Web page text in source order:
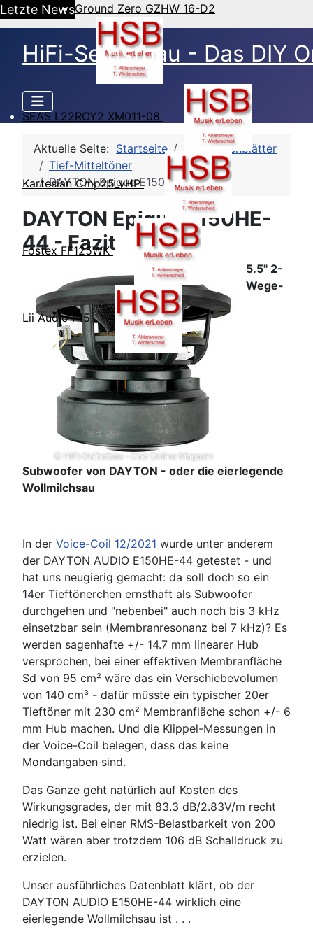
Letzte NewsGround Zero GZHW 16-D2
SEAS L22ROY2 XM011-08
Kartesian Cmp25_vHP
Fostex FF125WK
Lii Audio F15
HiFi-Selbstbau - Das DIY
Aktuelle Seite: Startseite
HSB-Datenblätter
Tief-Mitteltöner
DAYTON Epique E150HE-44
DAYTON Epique E150HE-
44 - Fazit
5.5" 2-
Wege-
Subwoofer von DAYTON - oder die eierlegende
Wollmilchsau
In der Voice-Coil 12/2021 wurde unter anderem
der DAYTON AUDIO E150HE-44 getestet - und
hat uns neugierig gemacht: da soll doch so ein
14er Tieftönerchen ernsthaft als Subwoofer
durchgehen und "nebenbei" auch noch bis 3 kHz
einsetzbar sein (Membranresonanz bei 7 kHz)? Es
werden sagenhafte +/- 14.7 mm linearer Hub
versprochen, bei einer effektiven Membranfläche
Sd von 95 cm² wäre das ein Verschiebevolumen
von 140 cm³ - dafür müsste ein typischer 20er
Tieftöner mit 230 cm² Membranfläche schon +/- 6
mm Hub machen. Und die Klippel-Messungen in
der Voice-Coil belegen, dass das keine
Mondangaben sind.
Das Ganze geht natürlich auf Kosten des
Wirkungsgrades, der mit 83.3 dB/2.83V/m recht
niedrig ist. Bei einer RMS-Belastbarkeit von 200
Watt wären aber trotzdem 106 dB Schalldruck zu
erzielen.
Unser ausführliches Datenblatt klärt, ob der
DAYTON AUDIO E150HE-44 wirklich eine
eierlegende Wollmilchsau ist . . .